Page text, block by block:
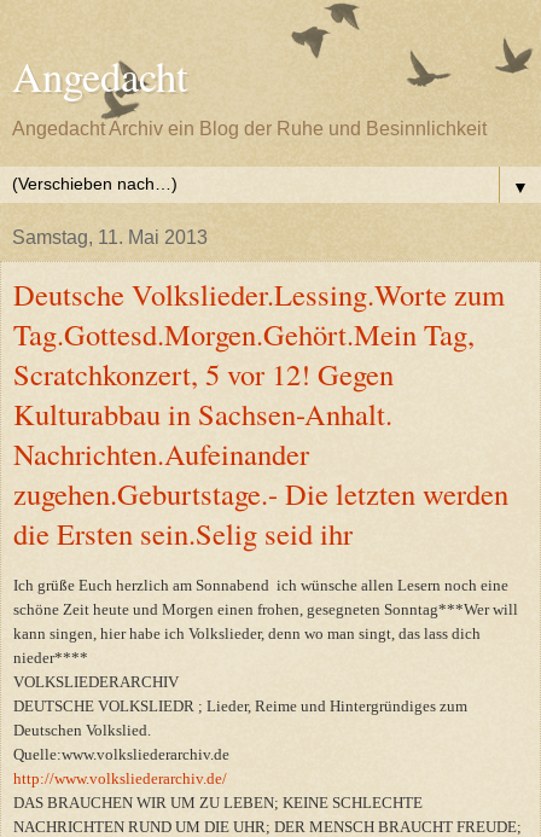
Angedacht
Angedacht Archiv ein Blog der Ruhe und Besinnlichkeit
▼
Samstag, 11. Mai 2013
Deutsche Volkslieder.Lessing.Worte zum
Tag.Gottesd.Morgen.Gehört.Mein Tag,
Scratchkonzert, 5 vor 12! Gegen
Kulturabbau in Sachsen-Anhalt.
Nachrichten.Aufeinander
zugehen.Geburtstage.- Die letzten werden
die Ersten sein.Selig seid ihr
Ich grüße Euch herzlich am Sonnabend ich wünsche allen Lesern noch eine
schöne Zeit heute und Morgen einen frohen, gesegneten Sonntag***Wer will
kann singen, hier habe ich Volkslieder, denn wo man singt, das lass dich
nieder****
VOLKSLIEDERARCHIV
DEUTSCHE VOLKSLIEDR ; Lieder, Reime und Hintergründiges zum
Deutschen Volkslied.
Quelle:www.volksliederarchiv.de
http://www.volksliederarchiv.de/
DAS BRAUCHEN WIR UM ZU LEBEN; KEINE SCHLECHTE
NACHRICHTEN RUND UM DIE UHR; DER MENSCH BRAUCHT FREUDE;